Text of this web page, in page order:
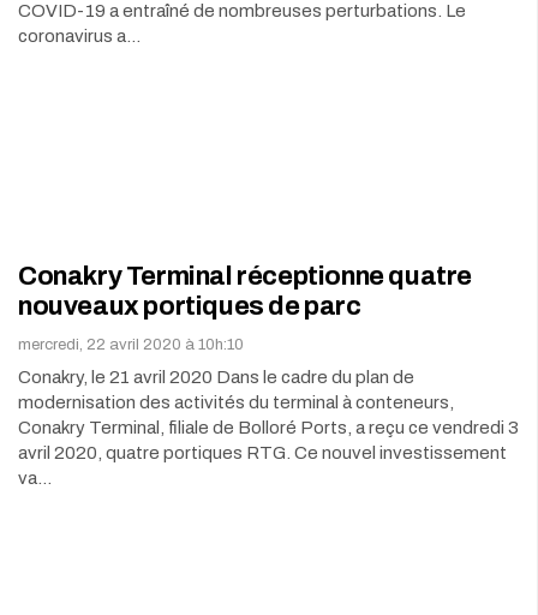
COVID-19 a entraîné de nombreuses perturbations. Le
coronavirus a…
Conakry Terminal réceptionne quatre
nouveaux portiques de parc
mercredi, 22 avril 2020 à 10h:10
Conakry, le 21 avril 2020 Dans le cadre du plan de
modernisation des activités du terminal à conteneurs,
Conakry Terminal, filiale de Bolloré Ports, a reçu ce vendredi 3
avril 2020, quatre portiques RTG. Ce nouvel investissement
va…